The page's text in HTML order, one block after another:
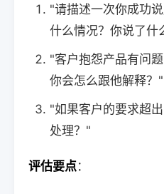
"请描述一次你成功
什么情况？你说了什
"客户抱怨产品有问
你会怎么跟他解释？"
"如果客户的要求超
处理？"
评估要点：